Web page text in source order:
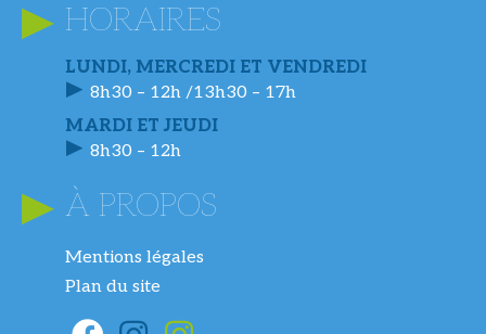
HORAIRES
LUNDI, MERCREDI ET VENDREDI
8h30 – 12h /13h30 – 17h
MARDI ET JEUDI
8h30 – 12h
À PROPOS
Mentions légales
Plan du site